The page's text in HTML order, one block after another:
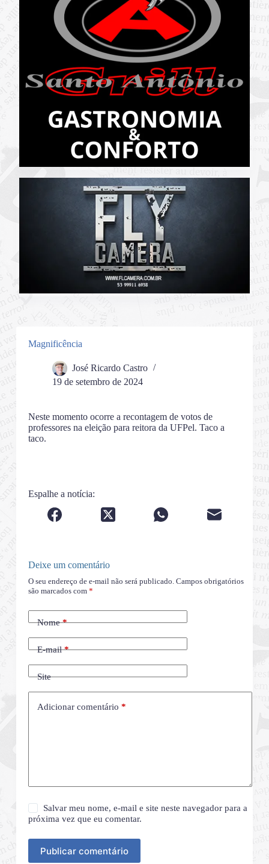
Magnificência
José Ricardo Castro
19 de setembro de 2024
Neste momento ocorre a recontagem de votos de
professores na eleição para reitora da UFPel. Taco a
taco.
Espalhe a notícia:
Deixe um comentário
O seu endereço de e-mail não será publicado. Campos obrigatórios
são marcados com *
Nome*
E-mail*
Site
Adicionar comentário *
Salvar meu nome, e-mail e site neste navegador para a
próxima vez que eu comentar.
Publicar comentário